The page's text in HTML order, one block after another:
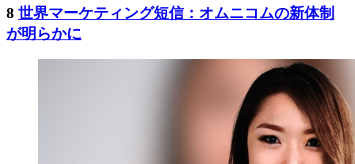
8 世界マーケティング短信：オムニコムの新体制
が明らかに